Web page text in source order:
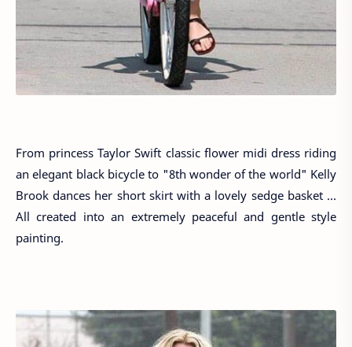
From princess Taylor Swift classic flower midi dress riding
an elegant black bicycle to "8th wonder of the world" Kelly
Brook dances her short skirt with a lovely sedge basket ...
All created into an extremely peaceful and gentle style
painting.